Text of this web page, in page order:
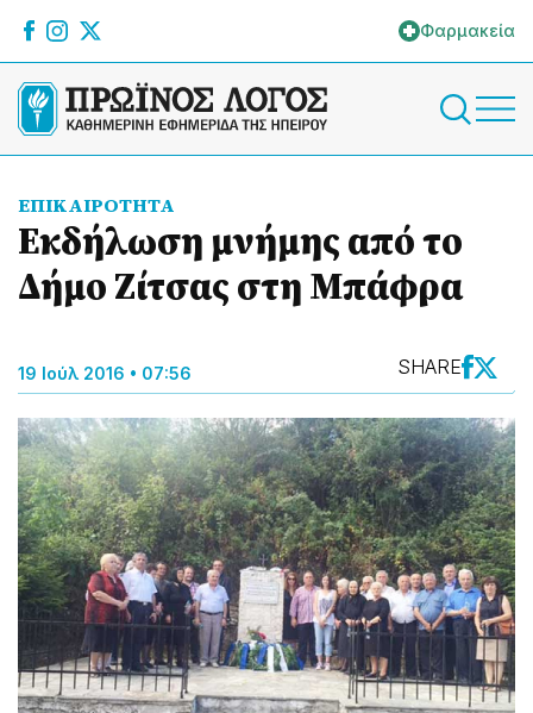
Φαρμακεία
ΕΠΙΚΑΙΡΟΤΗΤΑ
Εκδήλωση μνήμης από το
Δήμο Ζίτσας στη Μπάφρα
19 Ιούλ 2016 • 07:56 SHARE